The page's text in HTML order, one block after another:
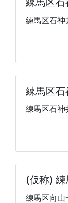
練馬区石
練馬区石
練馬区石神
(仮称) 練
練馬区向山